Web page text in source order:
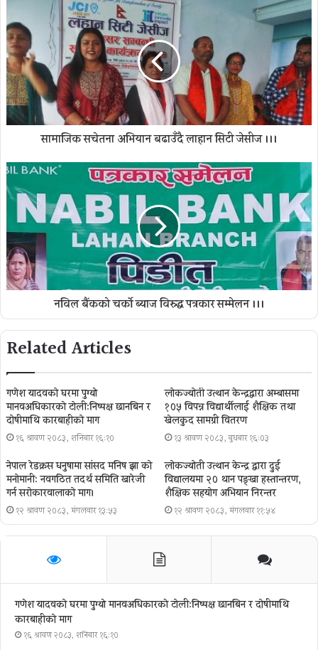
सामाजिक सचेतना अभियान बढाउँदै लाहान सिटी जेसीज ।।।
नविल बैंकको चर्को ब्याज विरुद्ध पत्रकार सम्मेलन ।।।
Related Articles
गणेश यादवको घरमा पुग्याे
मानवअधिकारकाे टोली:निष्पक्ष छानबिन र
दोषीमाथि कारबाहीको माग
१६ श्रावण २०८३, शनिबार १६:१०
लोकज्योती उत्थान केन्द्रद्वारा अम्बासमा
१०५ विपन्न विद्यार्थीलाई शैक्षिक तथा
खेलकुद सामग्री वितरण
१३ श्रावण २०८३, बुधबार १६:०३
नेपाल रेडक्रस धनुषामा सांसद मनिष झा को
मनोमानी: नवगठित तदर्थ समिति खारेजी
गर्न सरोकारवालाको माग।
१२ श्रावण २०८३, मंगलवार १३:५३
लोकज्योती उत्थान केन्द्र द्वारा दुई
विद्यालयमा २० थान पङ्खा हस्तान्तरण,
शैक्षिक सहयोग अभियान निरन्तर
१२ श्रावण २०८३, मंगलवार ११:५४
गणेश यादवको घरमा पुग्याे मानवअधिकारकाे टोली:निष्पक्ष छानबिन र दोषीमाथि
कारबाहीको माग
१६ श्रावण २०८३, शनिबार १६:१०